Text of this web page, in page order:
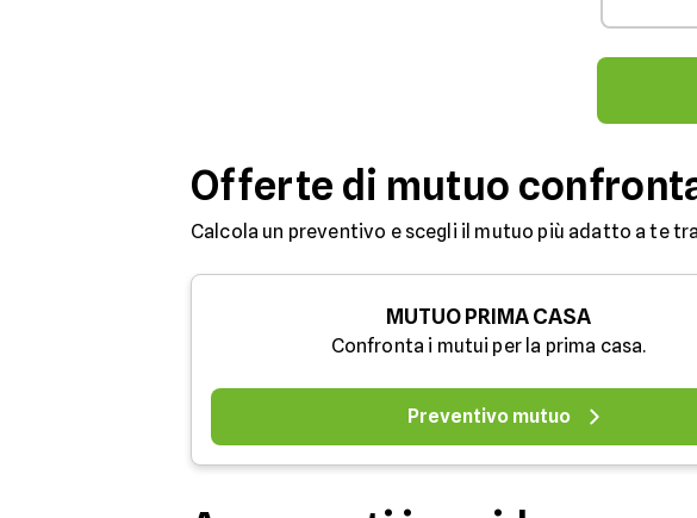
Offerte di mutuo
Calcola un preventivo e scegli il mutuo più adatto a te
MUTUO PRIMA CASA
Confronta i mutui per la prima casa.
Preventivo mutuo